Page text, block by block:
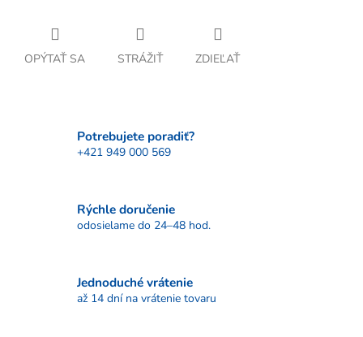
OPÝTAŤ SA STRÁŽIŤ ZDIEĽAŤ
Potrebujete poradiť?
+421 949 000 569
Rýchle doručenie
odosielame do 24–48 hod.
Jednoduché vrátenie
až 14 dní na vrátenie tovaru